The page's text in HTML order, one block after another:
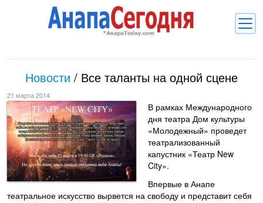
Новости
Блоги
Комментарии
Балачка
Об Анапе
Библиотека
Регистрация и Вход
Новости / Все таланты на одной сцене
21 марта 2014
В рамках Международного
дня театра Дом культуры
«Молодежный» проведет
театрализованный
капустник «Театр New
City».
Впервые в Анапе
театральное искусство вырвется на свободу и представит себя